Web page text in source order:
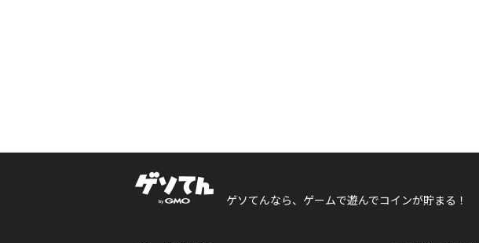
ゲソてんなら、ゲームで遊んでコインが貯まる！